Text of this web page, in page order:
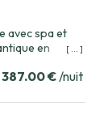
avec spa et
en
[ ... ]
387.00 €/nuit